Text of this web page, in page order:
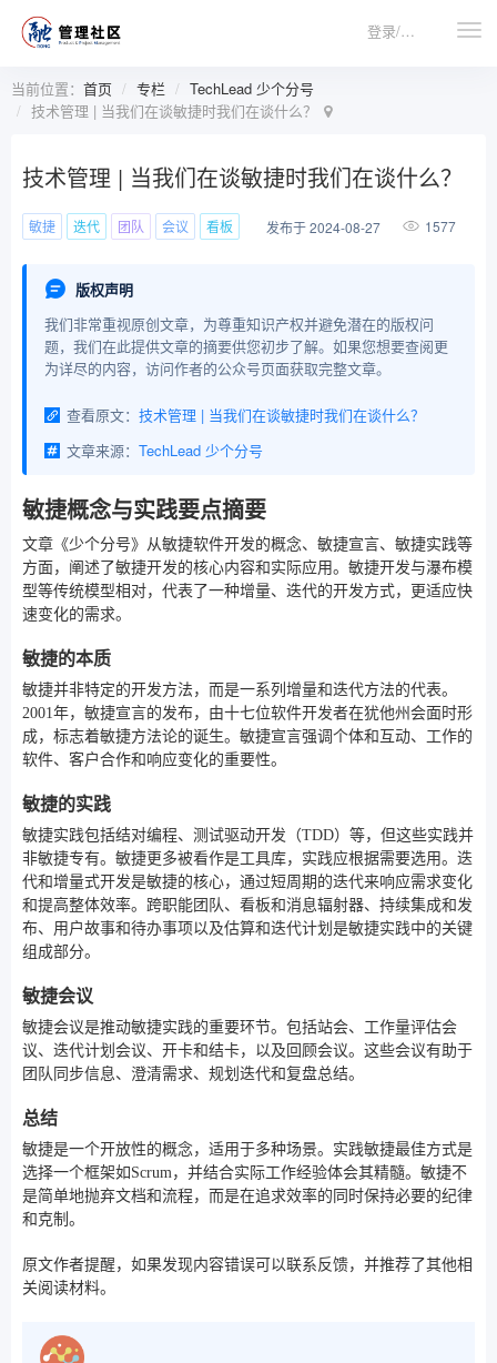
登录/注册
当前位置： 首页 专栏
TechLead 少个分号
技术管理 | 当我们在谈敏捷时我们在谈什么？
技术管理 | 当我们在谈敏捷时我们在谈什么？
敏捷 迭代 团队 会议 看板 发布于 2024-08-27 1577
版权声明
我们非常重视原创文章，为尊重知识产权并避免潜在的版权问
题，我们在此提供文章的摘要供您初步了解。如果您想要查阅更
为详尽的内容，访问作者的公众号页面获取完整文章。
查看原文： 技术管理 | 当我们在谈敏捷时我们在谈什么？
文章来源： TechLead 少个分号
敏捷概念与实践要点摘要
文章《少个分号》从敏捷软件开发的概念、敏捷宣言、敏捷实践等
方面，阐述了敏捷开发的核心内容和实际应用。敏捷开发与瀑布模
型等传统模型相对，代表了一种增量、迭代的开发方式，更适应快
速变化的需求。
敏捷的本质
敏捷并非特定的开发方法，而是一系列增量和迭代方法的代表。
2001年，敏捷宣言的发布，由十七位软件开发者在犹他州会面时形
成，标志着敏捷方法论的诞生。敏捷宣言强调个体和互动、工作的
软件、客户合作和响应变化的重要性。
敏捷的实践
敏捷实践包括结对编程、测试驱动开发（TDD）等，但这些实践并
非敏捷专有。敏捷更多被看作是工具库，实践应根据需要选用。迭
代和增量式开发是敏捷的核心，通过短周期的迭代来响应需求变化
和提高整体效率。跨职能团队、看板和消息辐射器、持续集成和发
布、用户故事和待办事项以及估算和迭代计划是敏捷实践中的关键
组成部分。
敏捷会议
敏捷会议是推动敏捷实践的重要环节。包括站会、工作量评估会
议、迭代计划会议、开卡和结卡，以及回顾会议。这些会议有助于
团队同步信息、澄清需求、规划迭代和复盘总结。
总结
敏捷是一个开放性的概念，适用于多种场景。实践敏捷最佳方式是
选择一个框架如Scrum，并结合实际工作经验体会其精髓。敏捷不
是简单地抛弃文档和流程，而是在追求效率的同时保持必要的纪律
和克制。
原文作者提醒，如果发现内容错误可以联系反馈，并推荐了其他相
关阅读材料。